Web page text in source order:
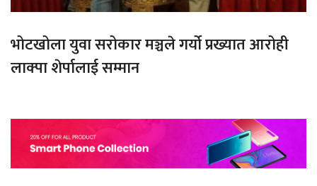
भोटखोला युवा सरोकार मञ्चले गर्यो प्रख्यात आरोही
लाक्पा शेर्पालाई सम्मान